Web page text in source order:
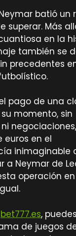
batió un
superar. Más
en la
también se
precedentes
pago de una
momento, sin
euros en el
inimaginable
a Neymar de
operación
bet777.es,
de juegos